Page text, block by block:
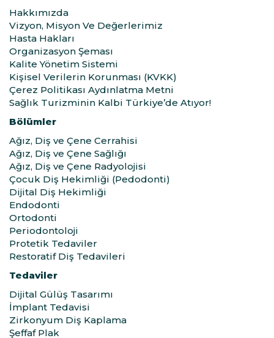
Hakkımızda
Vizyon, Misyon Ve Değerlerimiz
Hasta Hakları
Organizasyon Şeması
Kalite Yönetim Sistemi
Kişisel Verilerin Korunması (KVKK)
Çerez Politikası Aydınlatma Metni
Sağlık Turizminin Kalbi Türkiye’de Atıyor!
Bölümler
Ağız, Diş ve Çene Cerrahisi
Ağız, Diş ve Çene Sağlığı
Ağız, Diş ve Çene Radyolojisi
Çocuk Diş Hekimliği (Pedodonti)
Dijital Diş Hekimliği
Endodonti
Ortodonti
Periodontoloji
Protetik Tedaviler
Restoratif Diş Tedavileri
Tedaviler
Dijital Gülüş Tasarımı
İmplant Tedavisi
Zirkonyum Diş Kaplama
Şeffaf Plak